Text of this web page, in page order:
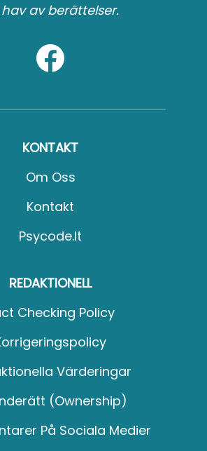
hav av berättelser.
KONTAKT
Om Oss
Kontakt
Psycode.it
REDAKTIONELL
Checking Policy
Värderingar
(Ownership)
På Sociala Medier